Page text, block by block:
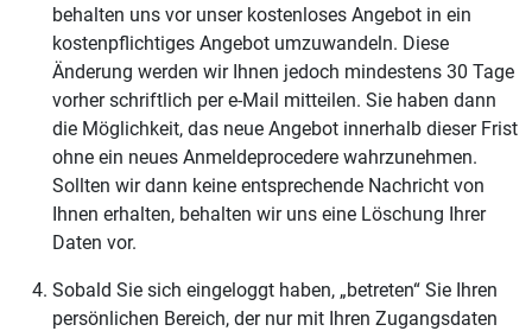
behalten uns vor unser kostenloses Angebot in ein
kostenpflichtiges Angebot umzuwandeln. Diese
Änderung werden wir Ihnen jedoch mindestens 30 Tage
vorher schriftlich per e-Mail mitteilen. Sie haben dann
die Möglichkeit, das neue Angebot innerhalb dieser Frist
ohne ein neues Anmeldeprocedere wahrzunehmen.
Sollten wir dann keine entsprechende Nachricht von
Ihnen erhalten, behalten wir uns eine Löschung Ihrer
Daten vor.
Sobald Sie sich eingeloggt haben, „betreten“ Sie Ihren
persönlichen Bereich, der nur mit Ihren Zugangsdaten